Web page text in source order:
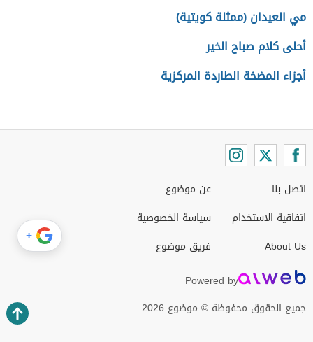
مي العيدان (ممثلة كويتية)
أحلى كلام صباح الخير
أجزاء المضخة الطاردة المركزية
اتصل بنا
اتفاقية الاستخدام
About Us
عن موضوع
سياسة الخصوصية
فريق موضوع
Powered by
جميع الحقوق محفوظة © موضوع 2026
+